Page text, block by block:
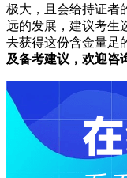
极大，且会给持证者
远的发展，建议考生
去获得这份含金量足
及备考建议，欢迎咨